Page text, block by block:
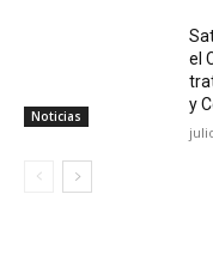
Noticias
el
y